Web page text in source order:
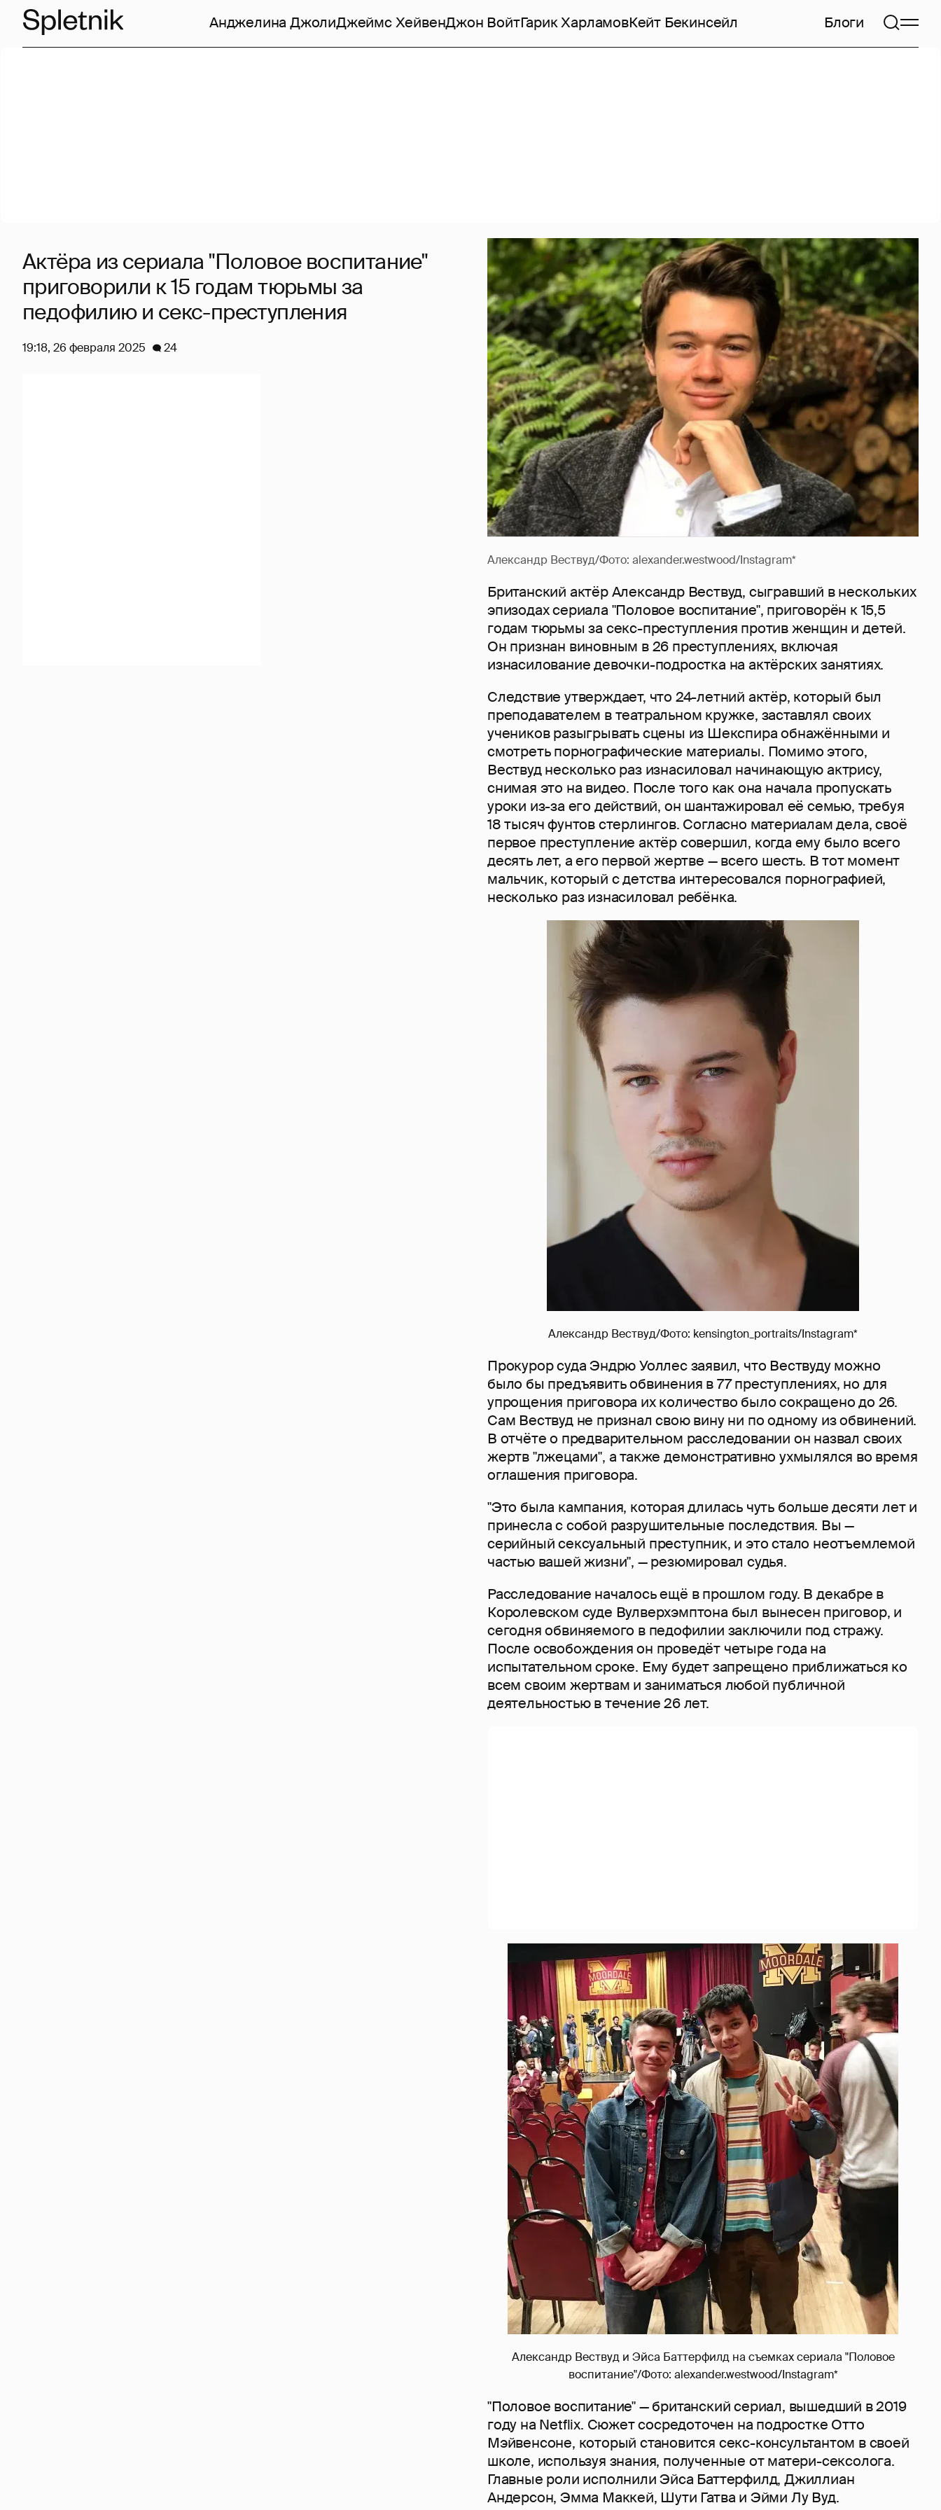
Анджелина ДжолиДжеймс ХейвенДжон ВойтГарик ХарламовКейт Бекинсейл Блоги
Александр Вествуд/Фото: alexander.westwood/Instagram*
Британский актёр Александр Вествуд, сыгравший в нескольких
эпизодах сериала "Половое воспитание", приговорён к 15,5
годам тюрьмы за секс-преступления против женщин и детей.
Он признан виновным в 26 преступлениях, включая
изнасилование девочки-подростка на актёрских занятиях.
Следствие утверждает, что 24-летний актёр, который был
преподавателем в театральном кружке, заставлял своих
учеников разыгрывать сцены из Шекспира обнажёнными и
смотреть порнографические материалы. Помимо этого,
Вествуд несколько раз изнасиловал начинающую актрису,
снимая это на видео. После того как она начала пропускать
уроки из-за его действий, он шантажировал её семью, требуя
18 тысяч фунтов стерлингов. Согласно материалам дела, своё
первое преступление актёр совершил, когда ему было всего
десять лет, а его первой жертве — всего шесть. В тот момент
мальчик, который с детства интересовался порнографией,
несколько раз изнасиловал ребёнка.
Александр Вествуд/Фото: kensington_portraits/Instagram*
Прокурор суда Эндрю Уоллес заявил, что Вествуду можно
было бы предъявить обвинения в 77 преступлениях, но для
упрощения приговора их количество было сокращено до 26.
Сам Вествуд не признал свою вину ни по одному из обвинений.
В отчёте о предварительном расследовании он назвал своих
жертв "лжецами", а также демонстративно ухмылялся во время
оглашения приговора.
"Это была кампания, которая длилась чуть больше десяти лет и
принесла с собой разрушительные последствия. Вы —
серийный сексуальный преступник, и это стало неотъемлемой
частью вашей жизни", — резюмировал судья.
Расследование началось ещё в прошлом году. В декабре в
Королевском суде Вулверхэмптона был вынесен приговор, и
сегодня обвиняемого в педофилии заключили под стражу.
После освобождения он проведёт четыре года на
испытательном сроке. Ему будет запрещено приближаться ко
всем своим жертвам и заниматься любой публичной
деятельностью в течение 26 лет.
Александр Вествуд и Эйса Баттерфилд на съемках сериала "Половое
воспитание"/Фото: alexander.westwood/Instagram*
"Половое воспитание" — британский сериал, вышедший в 2019
году на Netflix. Сюжет сосредоточен на подростке Отто
Мэйвенсоне, который становится секс-консультантом в своей
школе, используя знания, полученные от матери-сексолога.
Главные роли исполнили Эйса Баттерфилд, Джиллиан
Андерсон, Эмма Маккей, Шути Гатва и Эйми Лу Вуд.
Актёра из сериала "Половое воспитание"
приговорили к 15 годам тюрьмы за
педофилию и секс-преступления
19:18, 26 февраля 2025 24